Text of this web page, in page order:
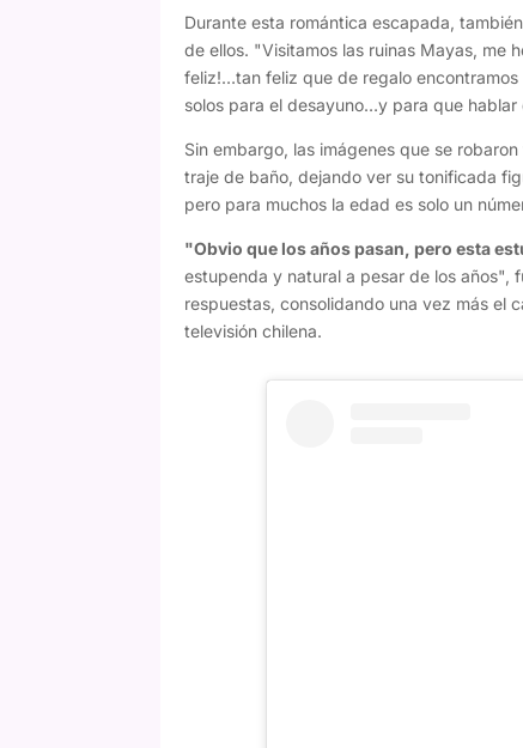
Durante esta romántica escapada,
de ellos. "Visitamos las ruinas Mayas, me
feliz!…tan feliz que de regalo
solos para el desayuno…y para que
Sin embargo, las imágenes que se
traje de baño, dejando ver su tonificada
pero para muchos la edad es solo un
"Obvio que los años pasan, pero esta
estupenda y natural a pesar de los años",
respuestas, consolidando una vez más el
televisión chilena.